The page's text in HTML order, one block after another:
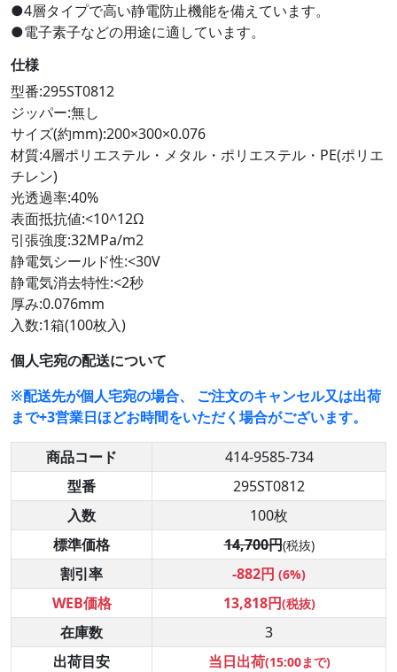
●4層タイプで高い静電防止機能を備えています。
●電子素子などの用途に適しています。
仕様
型番:295ST0812
ジッパー:無し
サイズ(約mm):200×300×0.076
材質:4層ポリエステル・メタル・ポリエステル・PE(ポリエ
チレン)
光透過率:40%
表面抵抗値:<10^12Ω
引張強度:32MPa/m2
静電気シールド性:<30V
静電気消去特性:<2秒
厚み:0.076mm
入数:1箱(100枚入)
個人宅宛の配送について
※配送先が個人宅宛の場合、 ご注文のキャンセル又は出荷
まで+3営業日ほどお時間をいただく場合がございます。
商品コード
414-9585-734
型番
295ST0812
入数
100枚
標準価格
14,700円(税抜)
割引率 -882円 (6%)
WEB価格 13,818円(税抜)
在庫数
3
出荷目安
当日出荷(15:00まで)